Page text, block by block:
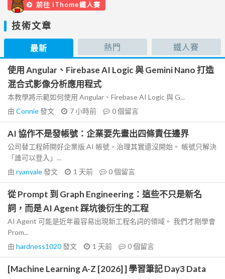
前往 iThome鐵人賽
技術文章
最新 熱門 鐵人賽
使用 Angular、Firebase AI Logic 與 Gemini Nano 打造
混合式影像分析應用程式
本教學將示範如何使用 Angular、Firebase AI Logic 與 G...
由 Connie發文 7 小時前 0個留言
AI 協作不是發帳號：企業要先畫出四條責任邊界
公司替工程師開好企業版 AI 帳號，治理其實還沒開始。 帳號只解決
「誰可以登入」...
由 ryanvale發文 1 天前 0個留言
從 Prompt 到 Graph Engineering：這些不只是新名
詞，而是 AI Agent 踩坑後衍生的工程
AI Agent 可能是近年最容易出現新工程名詞的領域。 我們才剛學會
Prom...
由 hardness1020發文 1 天前 0個留言
[Machine Learning A-Z [2026] ] 學習筆記 Day3 Data